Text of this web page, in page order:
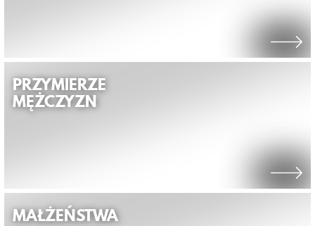
PRZYMIERZE
MĘŻCZYZN
MAŁŻEŃSTWA